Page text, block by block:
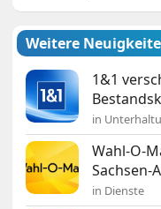
Weitere
1&1
in
Wahl-O-
Sachsen-
in Dienste